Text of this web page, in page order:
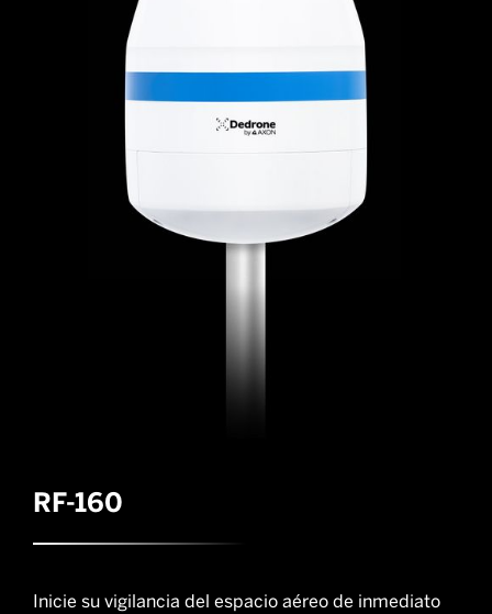
RF-160
Inicie su vigilancia del espacio aéreo de inmediato